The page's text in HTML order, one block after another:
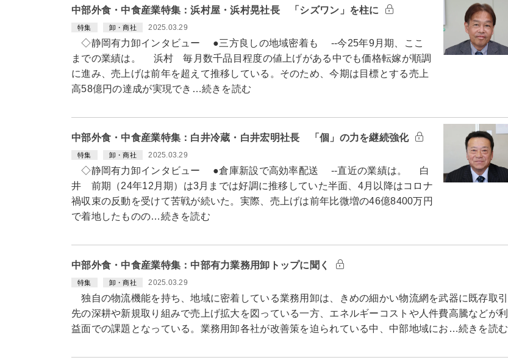
中部外食・中食産業特集：浜村屋・浜村晃社長 「シズワン」を柱に
特集 卸・商社 2025.03.29
◇静岡有力卸インタビュー ●三方良しの地域密着も --今25年9月期、ここ
までの業績は。 浜村 毎月数千品目程度の値上げがある中でも価格転嫁が順調
に進み、売上げは前年を超えて推移している。そのため、今期は目標とする売上
高58億円の達成が実現でき…続きを読む
中部外食・中食産業特集：白井冷蔵・白井宏明社長 「個」の力を継続強化
特集 卸・商社 2025.03.29
◇静岡有力卸インタビュー ●倉庫新設で高効率配送 --直近の業績は。 白
井 前期（24年12月期）は3月までは好調に推移していた半面、4月以降はコロナ
禍収束の反動を受けて苦戦が続いた。実際、売上げは前年比微増の46億8400万円
で着地したものの…続きを読む
中部外食・中食産業特集：中部有力業務用卸トップに聞く
特集 卸・商社 2025.03.29
独自の物流機能を持ち、地域に密着している業務用卸は、きめの細かい物流網を武器に既存取引
先の深耕や新規取り組みで売上げ拡大を図っている一方、エネルギーコストや人件費高騰などが利
益面での課題となっている。業務用卸各社が改善策を迫られている中、中部地域にお…続きを読む